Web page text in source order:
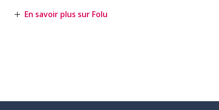
En savoir plus sur Folu